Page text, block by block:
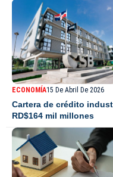
ECONOMÍA15 De Abril De 2026
Cartera de crédito
RD$164 mil millones